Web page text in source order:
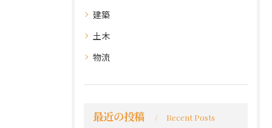
建築
土木
物流
最近の投稿 Recent Posts